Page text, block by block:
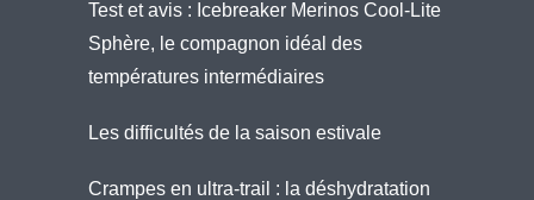
Test et avis : Icebreaker Merinos Cool-Lite
Sphère, le compagnon idéal des
températures intermédiaires
Les difficultés de la saison estivale
Crampes en ultra-trail : la déshydratation